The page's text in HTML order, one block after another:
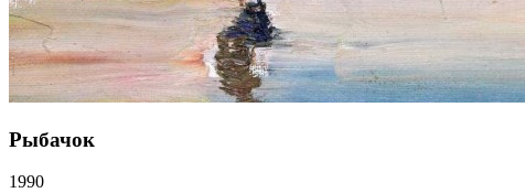
Рыбачок
1990